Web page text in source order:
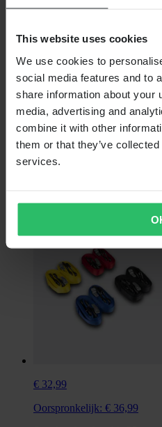
This website uses cookies
We use cookies to
social media features and to
share information about your
media, advertising and
combine it with other
them or that they’ve
services.
€ 18,99
Oorspronkelijk:
€ 32,99
Oorspronkelijk: € 36,99